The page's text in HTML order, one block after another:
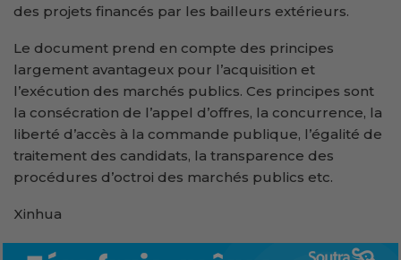
des projets financés par les bailleurs extérieurs.
Le document prend en compte des principes
largement avantageux pour l’acquisition et
l’exécution des marchés publics. Ces principes sont
la consécration de l’appel d’offres, la concurrence, la
liberté d’accès à la commande publique, l’égalité de
traitement des candidats, la transparence des
procédures d’octroi des marchés publics etc.
Xinhua